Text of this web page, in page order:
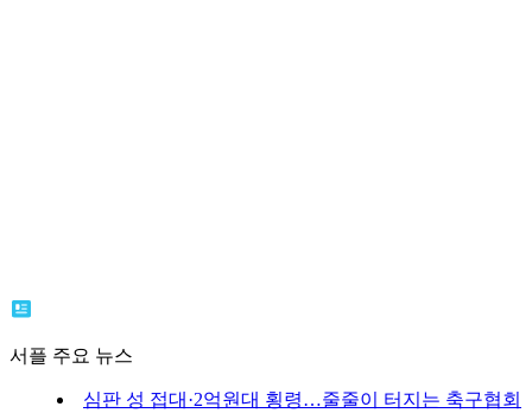
서플 주요 뉴스
심판 성 접대·2억원대 횡령…줄줄이 터지는 축구협회